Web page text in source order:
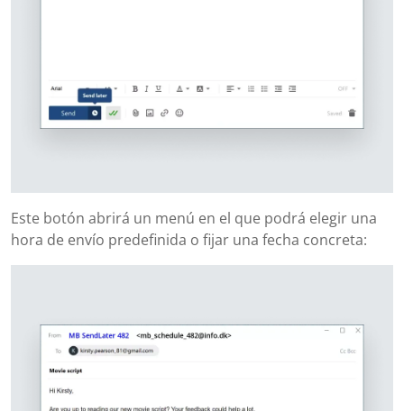
Este botón abrirá un menú en el que podrá elegir una
hora de envío predefinida o fijar una fecha concreta: